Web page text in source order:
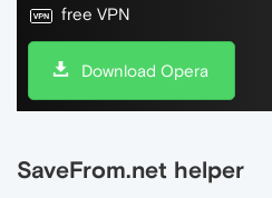
free VPN
Download Opera
SaveFrom.net helper